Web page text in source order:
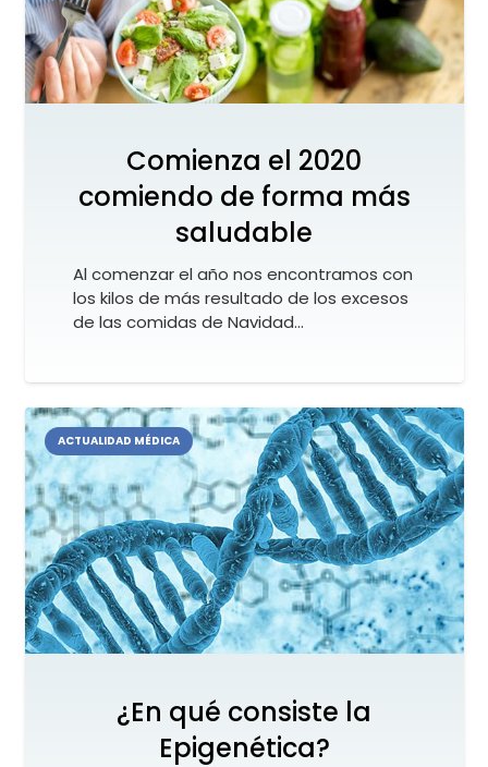
Comienza el 2020
comiendo de forma más
saludable
Al comenzar el año nos encontramos con
los kilos de más resultado de los excesos
de las comidas de Navidad…
ACTUALIDAD MÉDICA
¿En qué consiste la
Epigenética?